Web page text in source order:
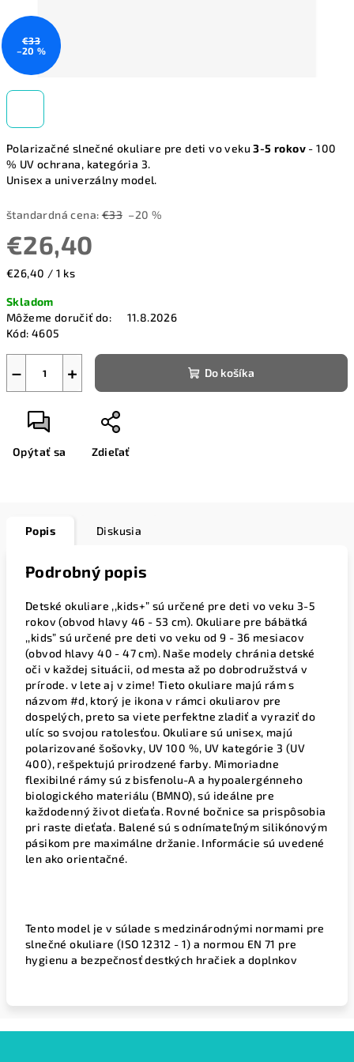
Polarizačné slnečné okuliare pre deti vo veku3-5 rokov - 100
% UV ochrana, kategória 3.
Unisex a univerzálny model.
štandardná cena: €33 –20 %
€26,40
Jednotková
€26,40 / 1 ks
Skladom
Môžeme doručiť do:
11.8.2026
Kód: 4605
+
− Do košíka
Opýtať sa Zdieľať
€33
–20 %
Popis Diskusia
Podrobný popis
Detské okuliare ,,kids+” sú určené pre deti vo veku 3-5
rokov (obvod hlavy 46 - 53 cm). Okuliare pre bábätká
,,kids” sú určené pre deti vo veku od 9 - 36 mesiacov
(obvod hlavy 40 - 47 cm). Naše modely chránia detské
oči v každej situácii, od mesta až po dobrodružstvá v
prírode. v lete aj v zime! Tieto okuliare majú rám s
názvom #d, ktorý je ikona v rámci okuliarov pre
dospelých, preto sa viete perfektne zladiť a vyraziť do
ulíc so svojou ratolesťou. Okuliare sú unisex, majú
polarizované šošovky, UV 100 %, UV kategórie 3 (UV
400), rešpektujú prirodzené farby. Mimoriadne
flexibilné rámy sú z bisfenolu-A a hypoalergénneho
biologického materiálu (BMNO), sú ideálne pre
každodenný život dieťaťa. Rovné bočnice sa prispôsobia
pri raste dieťaťa. Balené sú s odnímateľným silikónovým
pásikom pre maximálne držanie. Informácie sú uvedené
len ako orientačné.
Tento model je v súlade s medzinárodnými normami pre
slnečné okuliare (ISO 12312 - 1) a normou EN 71 pre
hygienu a bezpečnosť destkých hračiek a doplnkov